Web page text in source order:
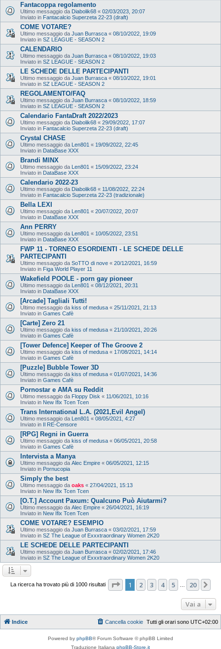
Fantacoppa regolamento
Ultimo messaggio da Diabolik68 « 02/03/2023, 20:07
Inviato in Fantacalcio Superzeta 22-23 (draft)
COME VOTARE?
Ultimo messaggio da Juan Burrasca « 08/10/2022, 19:09
Inviato in SZ LEAGUE - SEASON 2
CALENDARIO
Ultimo messaggio da Juan Burrasca « 08/10/2022, 19:03
Inviato in SZ LEAGUE - SEASON 2
LE SCHEDE DELLE PARTECIPANTI
Ultimo messaggio da Juan Burrasca « 08/10/2022, 19:01
Inviato in SZ LEAGUE - SEASON 2
REGOLAMENTO/FAQ
Ultimo messaggio da Juan Burrasca « 08/10/2022, 18:59
Inviato in SZ LEAGUE - SEASON 2
Calendario FantaDraft 2022/2023
Ultimo messaggio da Diabolik68 « 29/09/2022, 17:07
Inviato in Fantacalcio Superzeta 22-23 (draft)
Crystal CHASE
Ultimo messaggio da Len801 « 19/09/2022, 22:45
Inviato in DataBase XXX
Brandi MINX
Ultimo messaggio da Len801 « 15/09/2022, 23:24
Inviato in DataBase XXX
Calendario 2022-23
Ultimo messaggio da Diabolik68 « 11/08/2022, 22:24
Inviato in Fantacalcio Superzeta 22-23 (tradizionale)
Bella LEXI
Ultimo messaggio da Len801 « 20/07/2022, 20:07
Inviato in DataBase XXX
Ann PERRY
Ultimo messaggio da Len801 « 10/05/2022, 23:51
Inviato in DataBase XXX
FWP 11 - TORNEO ESORDIENTI - LE SCHEDE DELLE
PARTECIPANTI
Ultimo messaggio da SoTTO di nove « 20/12/2021, 16:59
Inviato in Figa World Player 11
Wakefield POOLE - porn gay pioneer
Ultimo messaggio da Len801 « 08/12/2021, 20:31
Inviato in DataBase XXX
[Arcade] Tagliali Tutti!
Ultimo messaggio da kiss of medusa « 25/11/2021, 21:13
Inviato in Games Cafè
[Carte] Zero 21
Ultimo messaggio da kiss of medusa « 21/10/2021, 20:26
Inviato in Games Cafè
[Tower Defence] Keeper of The Groove 2
Ultimo messaggio da kiss of medusa « 17/08/2021, 14:14
Inviato in Games Cafè
[Puzzle] Bubble Tower 3D
Ultimo messaggio da kiss of medusa « 01/07/2021, 14:36
Inviato in Games Cafè
Pornostar e AMA su Reddit
Ultimo messaggio da Floppy Disk « 11/06/2021, 10:16
Inviato in New Ifix Tcen Tcen
Trans International L.A. (2021,Evil Angel)
Ultimo messaggio da Len801 « 08/05/2021, 4:27
Inviato in Il RE-Censore
[RPG] Regni in Guerra
Ultimo messaggio da kiss of medusa « 06/05/2021, 20:58
Inviato in Games Cafè
Intervista a Manya
Ultimo messaggio da Alec Empire « 06/05/2021, 12:15
Inviato in Pornucopia
Simply the best
Ultimo messaggio da oaks « 27/04/2021, 15:13
Inviato in New Ifix Tcen Tcen
[O.T.] Account Paxum: Qualcuno Può Aiutarmi?
Ultimo messaggio da Alec Empire « 26/04/2021, 16:19
Inviato in New Ifix Tcen Tcen
COME VOTARE? ESEMPIO
Ultimo messaggio da Juan Burrasca « 03/02/2021, 17:59
Inviato in SZ The League of Exxxtraordinary Women 2K20
LE SCHEDE DELLE PARTECIPANTI
Ultimo messaggio da Juan Burrasca « 02/02/2021, 17:46
Inviato in SZ The League of Exxxtraordinary Women 2K20
La ricerca ha trovato più di 1000 risultati Pagina di 20
1 2 3 4 5 20
Vai a
Indice Tutti gli orari sono UTC+02:00
Cancella cookie
Powered by phpBB® Forum Software © phpBB Limited
Traduzione Italiana phpBB-Store.it